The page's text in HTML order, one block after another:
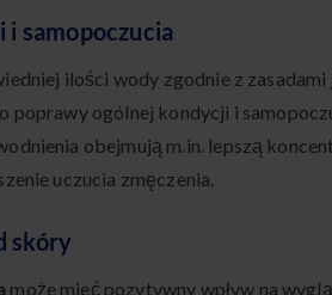
samopoczucia
ilości wody zgodnie z zasadami
poprawy ogólnej kondycji i
obejmują m.in. lepszą
uczucia zmęczenia.
skóry
może mieć pozytywny wpływ na